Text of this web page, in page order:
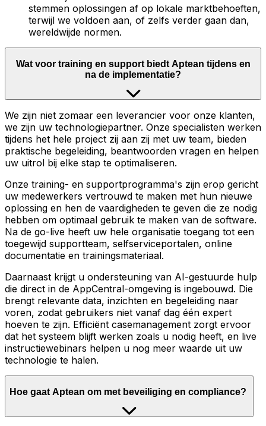
stemmen oplossingen af op lokale marktbehoeften,
terwijl we voldoen aan, of zelfs verder gaan dan,
wereldwijde normen.
Wat voor training en support biedt Aptean tijdens en
na de implementatie?
We zijn niet zomaar een leverancier voor onze klanten,
we zijn uw technologiepartner. Onze specialisten werken
tijdens het hele project zij aan zij met uw team, bieden
praktische begeleiding, beantwoorden vragen en helpen
uw uitrol bij elke stap te optimaliseren.
Onze training- en supportprogramma's zijn erop gericht
uw medewerkers vertrouwd te maken met hun nieuwe
oplossing en hen de vaardigheden te geven die ze nodig
hebben om optimaal gebruik te maken van de software.
Na de go-live heeft uw hele organisatie toegang tot een
toegewijd supportteam, selfserviceportalen, online
documentatie en trainingsmateriaal.
Daarnaast krijgt u ondersteuning van AI-gestuurde hulp
die direct in de AppCentral-omgeving is ingebouwd. Die
brengt relevante data, inzichten en begeleiding naar
voren, zodat gebruikers niet vanaf dag één expert
hoeven te zijn. Efficiënt casemanagement zorgt ervoor
dat het systeem blijft werken zoals u nodig heeft, en live
instructiewebinars helpen u nog meer waarde uit uw
technologie te halen.
Hoe gaat Aptean om met beveiliging en compliance?